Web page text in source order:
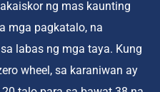
ng mas kaunting
mga pagkatalo, na
labas ng mga taya. Kung
wheel, sa karaniwan ay